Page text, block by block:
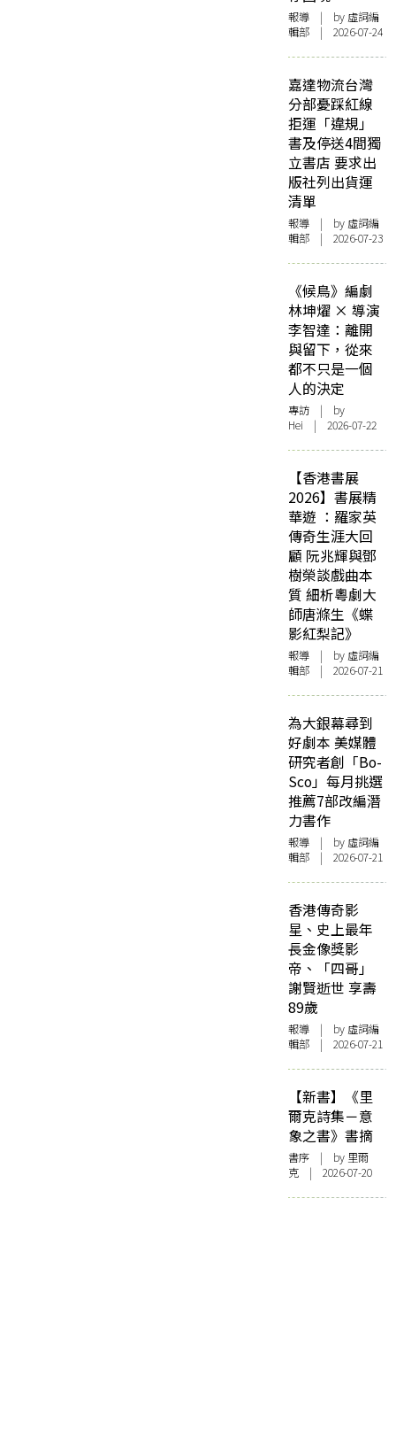
報導 | by 虛詞編
輯部 | 2026-07-24
嘉達物流台灣
分部憂踩紅線
拒運「違規」
書及停送4間獨
立書店 要求出
版社列出貨運
清單
報導 | by 虛詞編
輯部 | 2026-07-23
《候鳥》編劇
林坤燿 × 導演
李智達：離開
與留下，從來
都不只是一個
人的決定
專訪 | by
Hei | 2026-07-22
【香港書展
2026】書展精
華遊 ：羅家英
傳奇生涯大回
顧 阮兆輝與鄧
樹榮談戲曲本
質 細析粵劇大
師唐滌生《蝶
影紅梨記》
報導 | by 虛詞編
輯部 | 2026-07-21
為大銀幕尋到
好劇本 美媒體
研究者創「Bo-
Sco」每月挑選
推薦7部改編潛
力書作
報導 | by 虛詞編
輯部 | 2026-07-21
香港傳奇影
星、史上最年
長金像獎影
帝、「四哥」
謝賢逝世 享壽
89歲
報導 | by 虛詞編
輯部 | 2026-07-21
【新書】《里
爾克詩集－意
象之書》書摘
書序 | by 里爾
克 | 2026-07-20